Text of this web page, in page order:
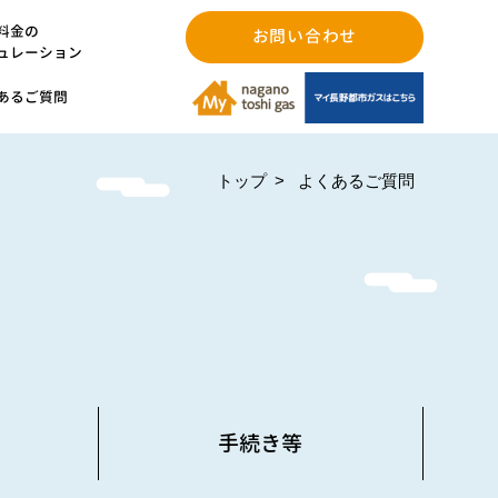
金の
レーション
るご質問
お問い合わせ
トップ よくあるご質問
手続き等